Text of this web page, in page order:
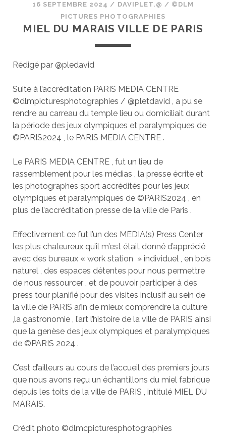
16 SEPTEMBRE 2024 / DAVIPLET.@ / ©DLM
PICTURES PHOTOGRAPHIES
MIEL DU MARAIS VILLE DE PARIS
Rédigé par @pledavid
Suite à l’accréditation PARIS MEDIA CENTRE
©dlmpicturesphotographies / @pletdavid , a pu se
rendre au carreau du temple lieu ou domiciliait durant
la période des jeux olympiques et paralympiques de
©PARIS2024 , le PARIS MEDIA CENTRE .
Le PARIS MEDIA CENTRE , fut un lieu de
rassemblement pour les médias , la presse écrite et
les photographes sport accrédités pour les jeux
olympiques et paralympiques de ©PARIS2024 , en
plus de l’accréditation presse de la ville de Paris .
Effectivement ce fut l’un des MEDIA(s) Press Center
les plus chaleureux qu’il m’est était donné d’apprécié
avec des bureaux « work station » individuel , en bois
naturel , des espaces détentes pour nous permettre
de nous ressourcer , et de pouvoir participer à des
press tour planifié pour des visites inclusif au sein de
la ville de PARIS afin de mieux comprendre la culture
,la gastronomie , l’art l’histoire de la ville de PARIS ainsi
que la genèse des jeux olympiques et paralympiques
de ©PARIS 2024 .
C’est d’ailleurs au cours de l’accueil des premiers jours
que nous avons reçu un échantillons du miel fabrique
depuis les toits de la ville de PARIS , intitulé MIEL DU
MARAIS.
Crédit photo ©dlmcpicturesphotographies